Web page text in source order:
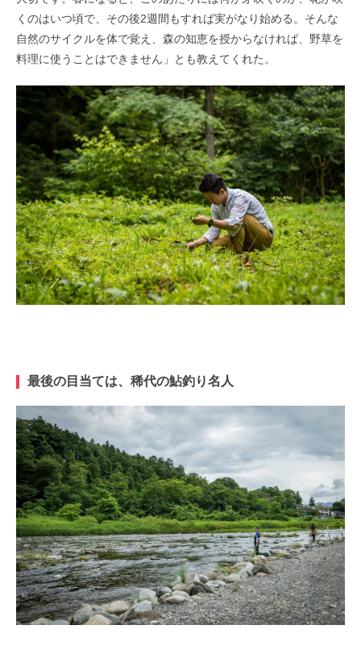
くのはいつ頃で、その後2週間もすれば実がなり始める。そんな
自然のサイクルを体で覚え、森の知恵を授からなければ、野草を
料理に使うことはできません」とも教えてくれた。
最後の目当ては、稀代の鮎釣り名人